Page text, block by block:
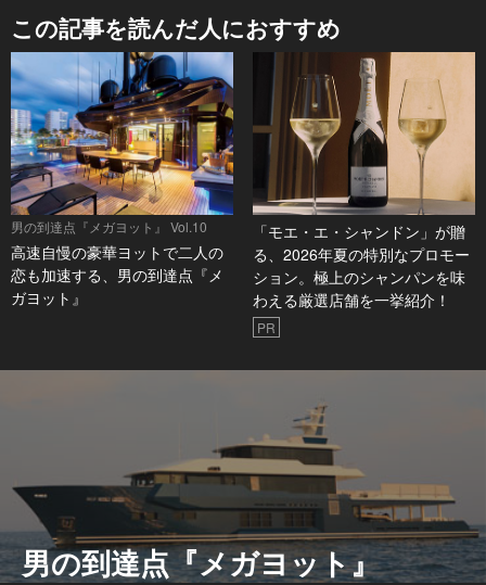
この記事を読んだ人におすすめ
男の到達点『メガヨット』 Vol.10
高速自慢の豪華ヨットで二人の
恋も加速する、男の到達点『メ
ガヨット』
「モエ・エ・シャンドン」が贈
る、2026年夏の特別なプロモー
ション。極上のシャンパンを味
わえる厳選店舗を一挙紹介！
PR
男の到達点『メガヨット』